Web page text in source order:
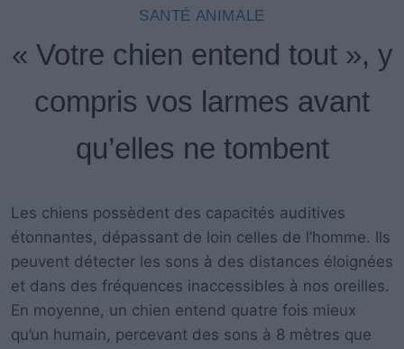
SANTÉ ANIMALE
« Votre chien entend tout », y
compris vos larmes avant
qu’elles ne tombent
Les chiens possèdent des capacités auditives
étonnantes, dépassant de loin celles de l’homme. Ils
peuvent détecter les sons à des distances éloignées
et dans des fréquences inaccessibles à nos oreilles.
En moyenne, un chien entend quatre fois mieux
qu’un humain, percevant des sons à 8 mètres que